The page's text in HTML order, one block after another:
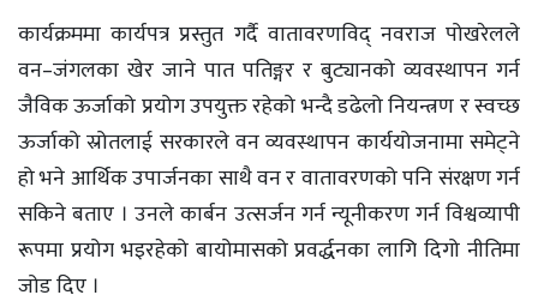
कार्यक्रममा कार्यपत्र प्रस्तुत गर्दै वातावरणविद् नवराज पोखरेलले
वन–जंगलका खेर जाने पात पतिङ्गर र बुट्यानको व्यवस्थापन गर्न
जैविक ऊर्जाको प्रयोग उपयुक्त रहेको भन्दै डढेलो नियन्त्रण र स्वच्छ
ऊर्जाको स्रोतलाई सरकारले वन व्यवस्थापन कार्ययोजनामा समेट्ने
हो भने आर्थिक उपार्जनका साथै वन र वातावरणको पनि संरक्षण गर्न
सकिने बताए । उनले कार्बन उत्सर्जन गर्न न्यूनीकरण गर्न विश्वव्यापी
रूपमा प्रयोग भइरहेको बायोमासको प्रवर्द्धनका लागि दिगो नीतिमा
जोड दिए ।